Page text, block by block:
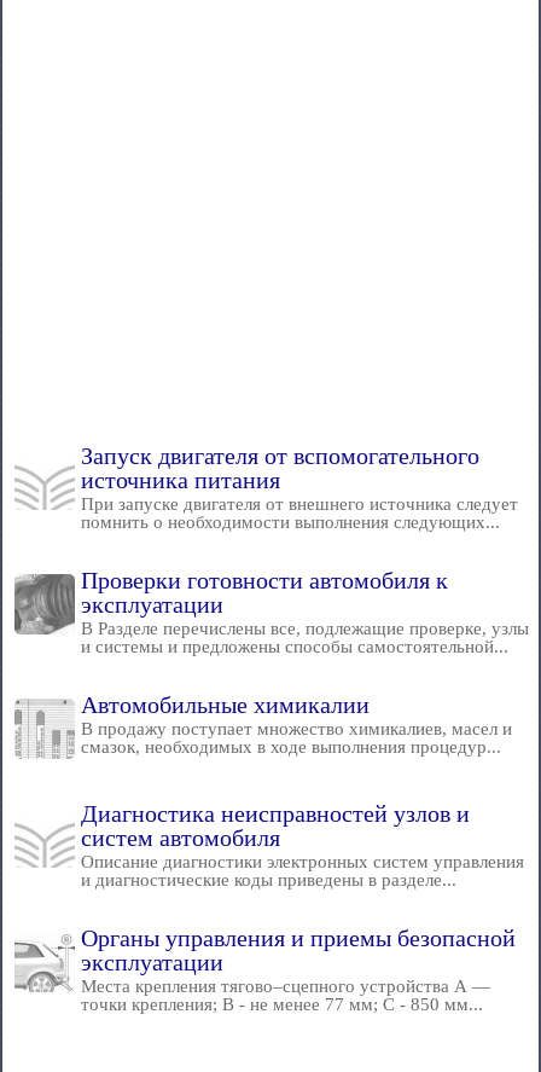
Запуск двигателя от вспомогательного
источника питания
При запуске двигателя от внешнего источника следует
помнить о необходимости выполнения следующих...
Проверки готовности автомобиля к
эксплуатации
В Разделе перечислены все, подлежащие проверке, узлы
и системы и предложены способы самостоятельной...
Автомобильные химикалии
В продажу поступает множество химикалиев, масел и
смазок, необходимых в ходе выполнения процедур...
Диагностика неисправностей узлов и
систем автомобиля
Описание диагностики электронных систем управления
и диагностические коды приведены в разделе...
Органы управления и приемы безопасной
эксплуатации
Места крепления тягово–сцепного устройства А —
точки крепления; В - не менее 77 мм; С - 850 мм...